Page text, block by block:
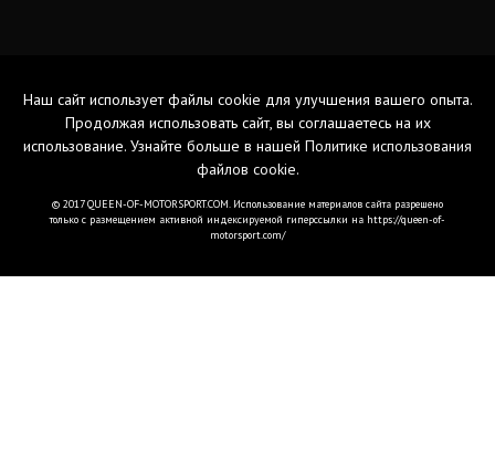
Наш сайт использует файлы cookie для улучшения вашего опыта.
Продолжая использовать сайт, вы соглашаетесь на их
использование. Узнайте больше в нашей Политике использования
файлов cookie.
© 2017 QUEEN-OF-MOTORSPORT.COM. Использование материалов сайта разрешено
только с размещением активной индексируемой гиперссылки на https://queen-of-
motorsport.com/